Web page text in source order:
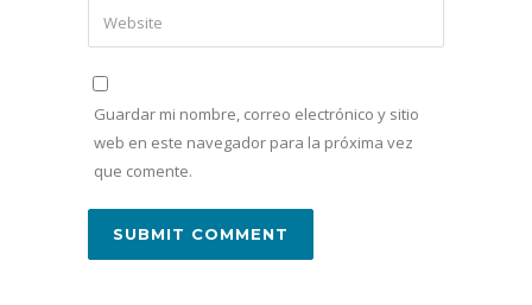
Guardar mi nombre, correo electrónico y sitio
web en este navegador para la próxima vez
que comente.